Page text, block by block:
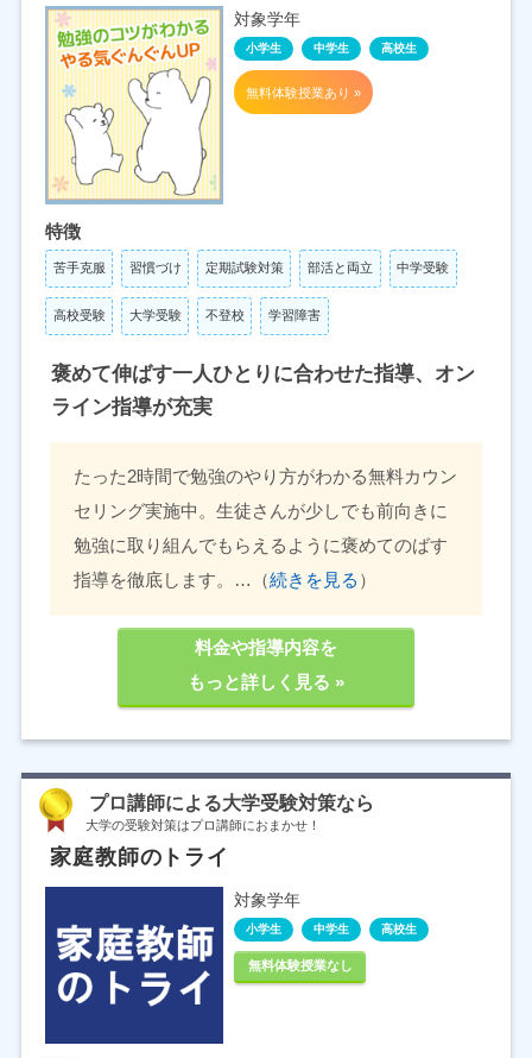
対象学年
小学生 中学生 高校生
無料体験授業あり »
特徴
苦手克服 習慣づけ 定期試験対策 部活と両立 中学受験
高校受験 大学受験 不登校 学習障害
褒めて伸ばす一人ひとりに合わせた指導、オン
ライン指導が充実
たった2時間で勉強のやり方がわかる無料カウン
セリング実施中。生徒さんが少しでも前向きに
勉強に取り組んでもらえるように褒めてのばす
指導を徹底します。…（続きを見る ）
料金や指導内容を
もっと詳しく見る »
プロ講師による大学受験対策なら
大学の受験対策はプロ講師におまかせ！
家庭教師のトライ
対象学年
小学生 中学生 高校生
無料体験授業なし